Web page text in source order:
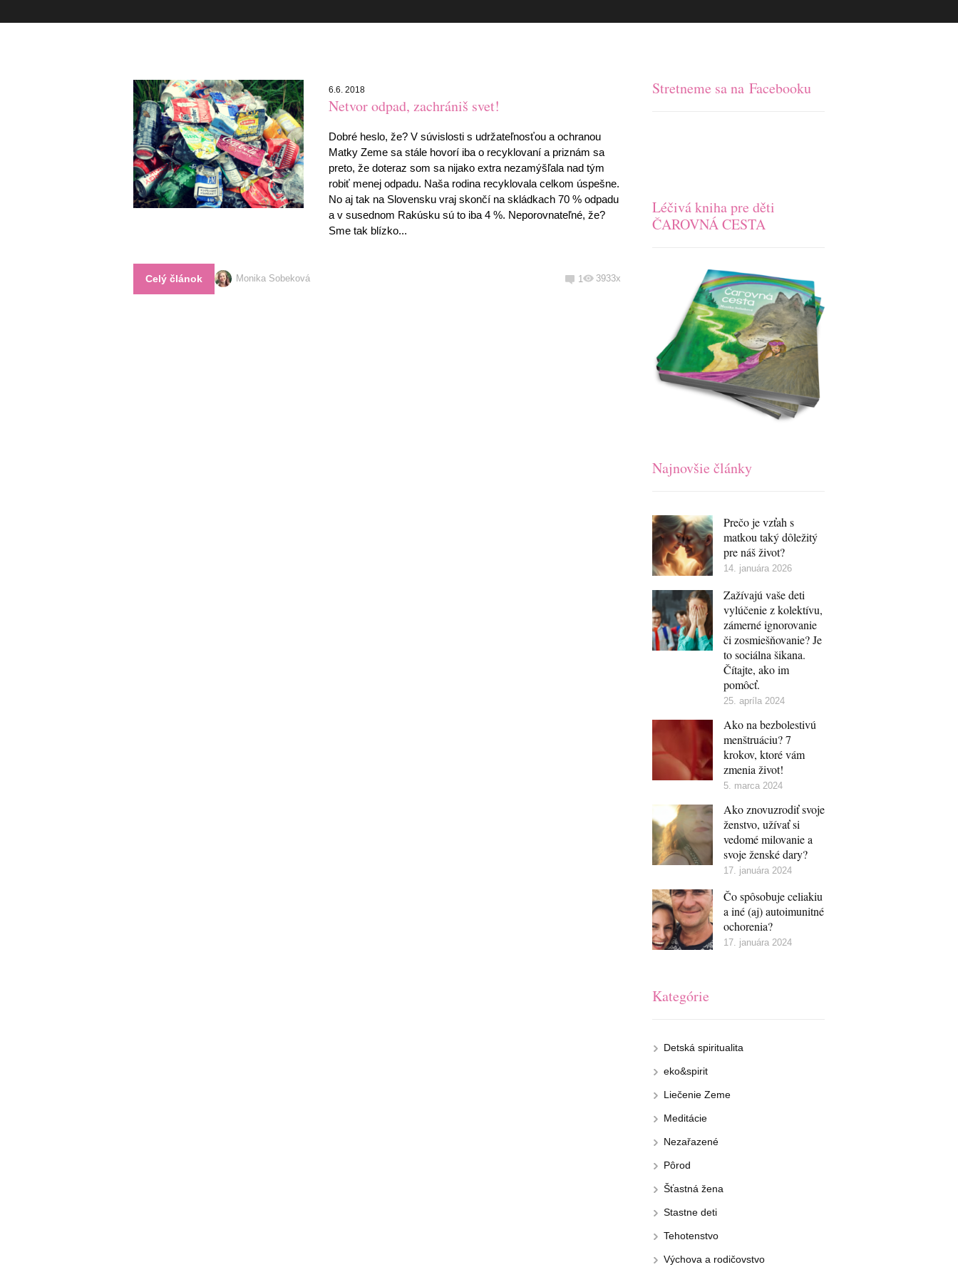
6.6. 2018
Netvor odpad, zachrániš svet!
Dobré heslo, že? V súvislosti s udržateľnosťou a ochranou
Matky Zeme sa stále hovorí iba o recyklovaní a priznám sa
preto, že doteraz som sa nijako extra nezamýšľala nad tým
robiť menej odpadu. Naša rodina recyklovala celkom úspešne.
No aj tak na Slovensku vraj skončí na skládkach 70 % odpadu
a v susednom Rakúsku sú to iba 4 %. Neporovnateľné, že?
Sme tak blízko...
Celý článok Monika Sobeková 1 3933x
Stretneme sa na Facebooku
Léčivá kniha pre děti
ČAROVNÁ CESTA
Najnovšie články
Prečo je vzťah s
matkou taký dôležitý
pre náš život?
14. januára 2026
Zažívajú vaše deti
vylúčenie z kolektívu,
zámerné ignorovanie
či zosmiešňovanie? Je
to sociálna šikana.
Čítajte, ako im
pomôcť.
25. apríla 2024
Ako na bezbolestivú
menštruáciu? 7
krokov, ktoré vám
zmenia život!
5. marca 2024
Ako znovuzrodiť svoje
ženstvo, užívať si
vedomé milovanie a
svoje ženské dary?
17. januára 2024
Čo spôsobuje celiakiu
a iné (aj) autoimunitné
ochorenia?
17. januára 2024
Kategórie
Detská spiritualita
eko&spirit
Liečenie Zeme
Meditácie
Nezařazené
Pôrod
Šťastná žena
Stastne deti
Tehotenstvo
Výchova a rodičovstvo